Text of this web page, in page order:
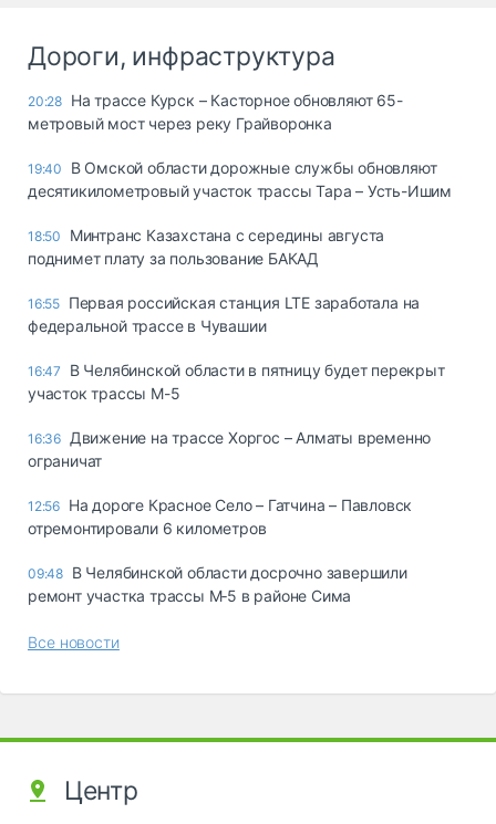
Дороги, инфраструктура
20:28 На трассе Курск – Касторное обновляют 65-
метровый мост через реку Грайворонка
19:40
В Омской области дорожные службы обновляют
десятикилометровый участок трассы Тара – Усть-Ишим
18:50
Минтранс Казахстана с середины августа
поднимет плату за пользование БАКАД
16:55 Первая российская станция LTE заработала на
федеральной трассе в Чувашии
16:47
В Челябинской области в пятницу будет перекрыт
участок трассы М-5
16:36 Движение на трассе Хоргос – Алматы временно
ограничат
12:56 На дороге Красное Село – Гатчина – Павловск
отремонтировали 6 километров
09:48 В Челябинской области досрочно завершили
ремонт участка трассы М‑5 в районе Сима
Все новости
Центр